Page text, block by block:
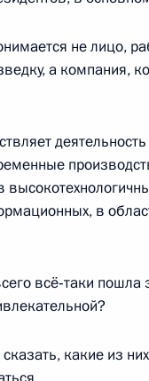
не лицо,
а компания,
в
всё‑таки пошла
какие из